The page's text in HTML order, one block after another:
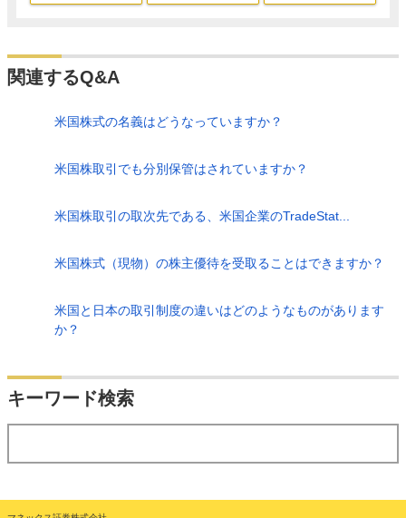
関連するQ&A
米国株式の名義はどうなっていますか？
米国株取引でも分別保管はされていますか？
米国株取引の取次先である、米国企業のTradeStat...
米国株式（現物）の株主優待を受取ることはできますか？
米国と日本の取引制度の違いはどのようなものがあります
か？
キーワード検索